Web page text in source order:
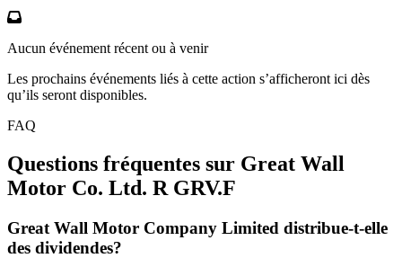
Aucun événement récent ou à venir
Les prochains événements liés à cette action s’afficheront ici dès
qu’ils seront disponibles.
FAQ
Questions fréquentes sur Great Wall
Motor Co. Ltd. R GRV.F
Great Wall Motor Company Limited distribue-t-elle
des dividendes?